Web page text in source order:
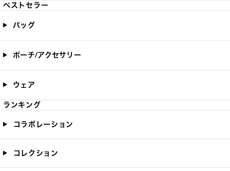
ベストセラー
バッグ
ポーチ/アクセサリー
ウェア
ランキング
コラボレーション
コレクション